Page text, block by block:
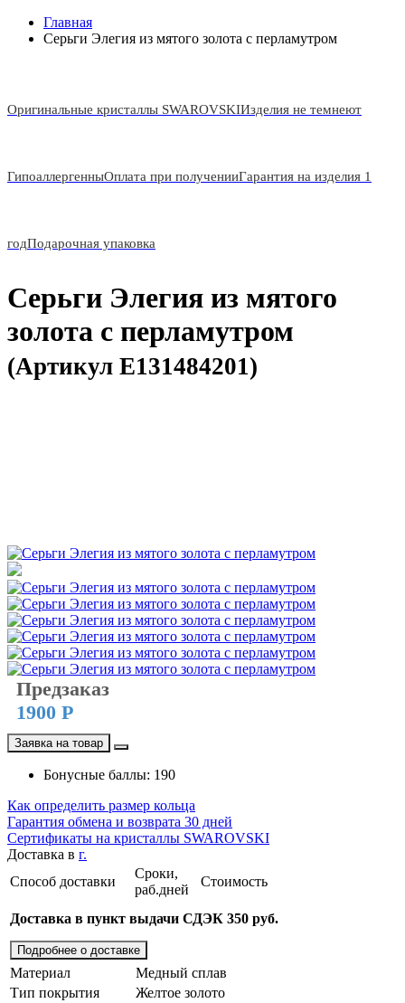
Главная
Серьги Элегия из мятого золота с перламутром
Оригинальные кристаллы SWAROVSKIИзделия не темнеют
ГипоаллергенныОплата при полученииГарантия на изделия 1
годПодарочная упаковка
Серьги Элегия из мятого
золота с перламутром
(Артикул E131484201)
Предзаказ
1900 Р
Заявка на товар
Бонусные баллы: 190
Как определить размер кольца
Гарантия обмена и возврата 30 дней
Сертификаты на кристаллы SWAROVSKI
Доставка в г.
Способ доставки
Сроки,
раб.дней
Стоимость
Доставка в пункт выдачи СДЭК 350 руб.
Подробнее о доставке
Материал
Медный сплав
Тип покрытия
Желтое золото